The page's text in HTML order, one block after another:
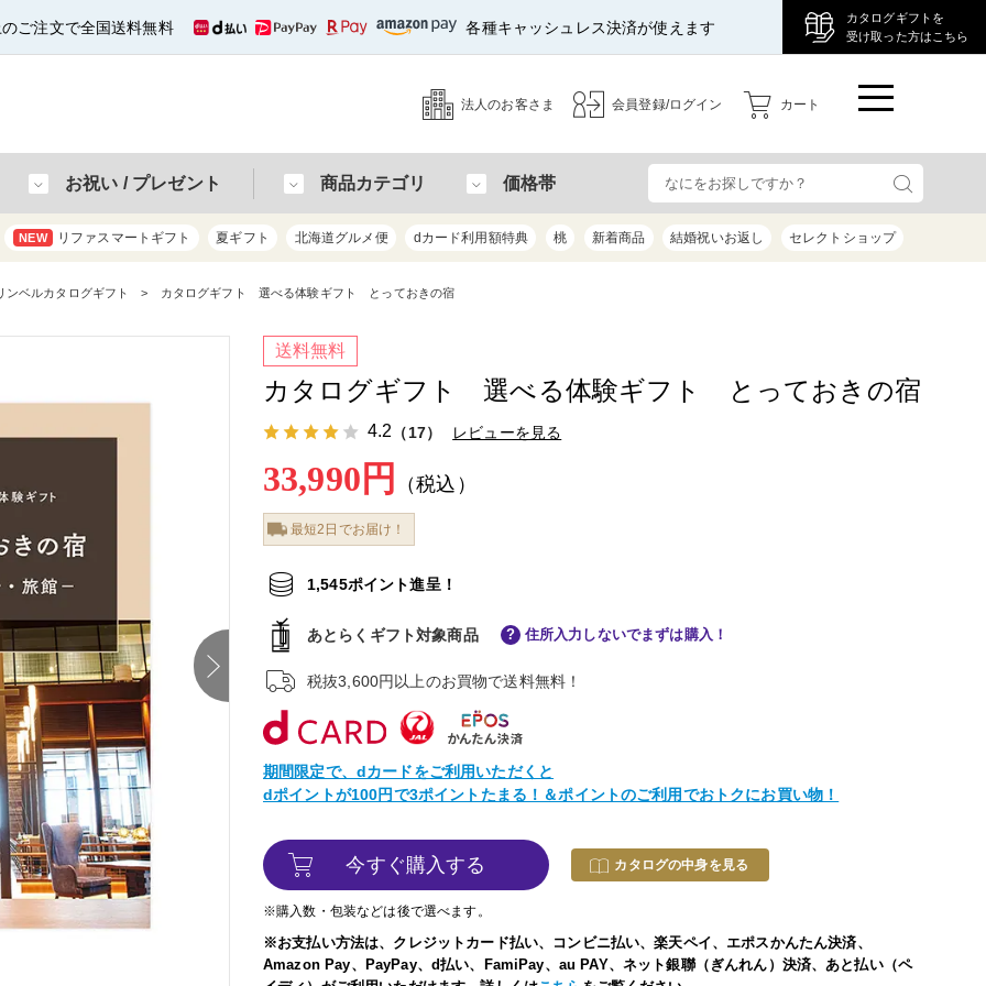
ご注文で全国送料無料 各種キャッシュレス決済が使えます
カタログギフトを
受け取った方はこちら
法人のお客さま 会員登録/ログイン カート
お祝い / プレゼント 商品カテゴリ 価格帯
NEW リファスマートギフト 夏ギフト 北海道グルメ便 dカード利用額特典 桃 新着商品 結婚祝いお返し セレクトショップ
ンベルカタログギフト カタログギフト 選べる体験ギフト とっておきの宿
送料無料
カタログギフト 選べる体験ギフト とっておきの宿
4.2 （17） レビューを見る
33,990円 （税込）
最短2日でお届け！
1,545ポイント進呈！
あとらくギフト対象商品 住所入力しないでまずは購入！
税抜3,600円以上のお買物で送料無料！
期間限定で、dカードをご利用いただくと
dポイントが100円で3ポイントたまる！＆ポイントのご利用でおトクにお買い物！
今すぐ購入する カタログの中身を見る
※購入数・包装などは後で選べます。
※お支払い方法は、クレジットカード払い、コンビニ払い、楽天ペイ、エポスかんたん決済、
Amazon Pay、PayPay、d払い、FamiPay、au PAY、ネット銀聯（ぎんれん）決済、あと払い（ペ